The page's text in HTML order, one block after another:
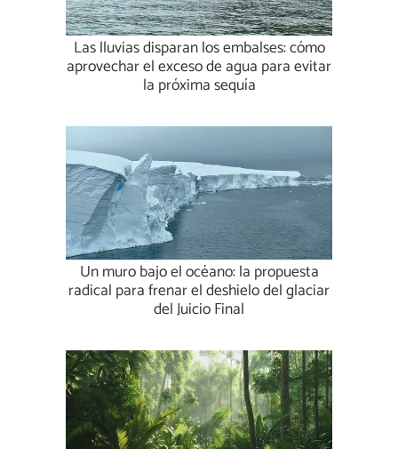
Las lluvias disparan los embalses: cómo
aprovechar el exceso de agua para evitar
la próxima sequía
Un muro bajo el océano: la propuesta
radical para frenar el deshielo del glaciar
del Juicio Final